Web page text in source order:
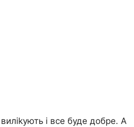
і все буде добре. А